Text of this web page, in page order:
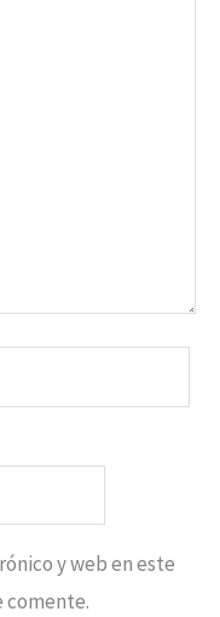
y web en este
comente.